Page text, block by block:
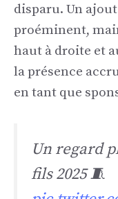
disparu. Un
proéminent,
haut à droite et
la présence
en tant que
Un regard
fils 2025 🧵